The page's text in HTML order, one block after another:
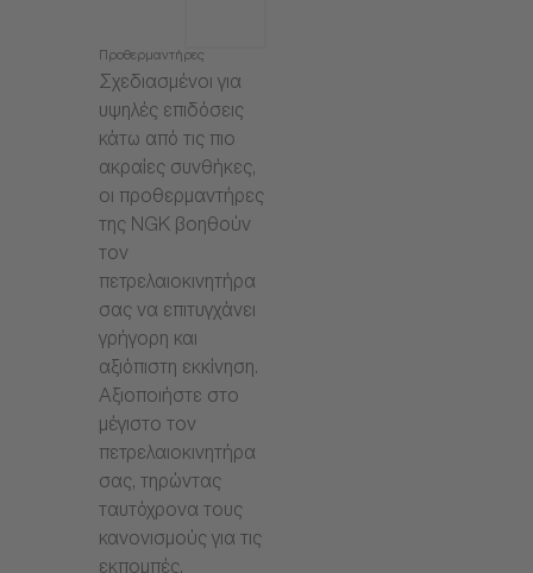
Προθερμαντήρες
Σχεδιασμένοι για
υψηλές επιδόσεις
κάτω από τις πιο
ακραίες συνθήκες,
οι προθερμαντήρες
της NGK βοηθούν
τον
πετρελαιοκινητήρα
σας να επιτυγχάνει
γρήγορη και
αξιόπιστη εκκίνηση.
Αξιοποιήστε στο
μέγιστο τον
πετρελαιοκινητήρα
σας, τηρώντας
ταυτόχρονα τους
κανονισμούς για τις